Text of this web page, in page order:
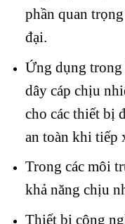
phần quan
đại.
Ứng dụng trong
dây cáp chịu
cho các thiết bị
an toàn khi tiếp
Trong các môi
khả năng chịu
Thiết bị công